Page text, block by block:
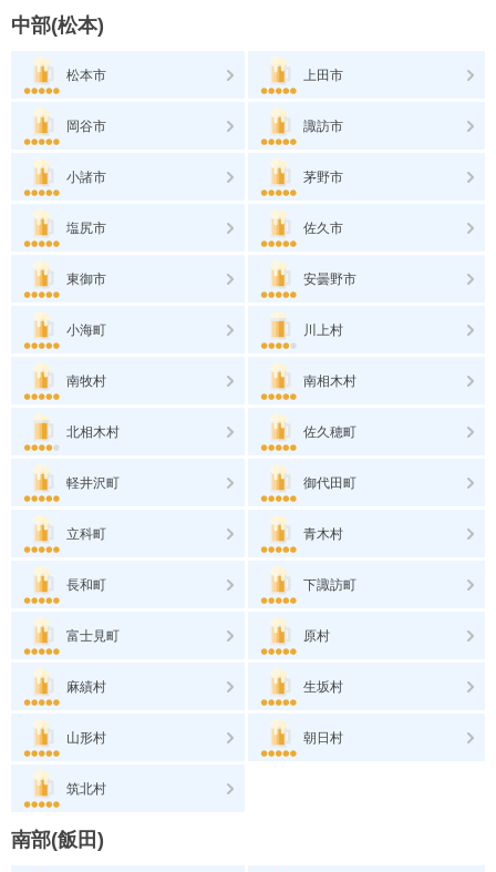
中部(松本)
松本市 上田市
岡谷市 諏訪市
小諸市 茅野市
塩尻市 佐久市
東御市 安曇野市
小海町 川上村
南牧村 南相木村
北相木村 佐久穂町
軽井沢町 御代田町
立科町 青木村
長和町 下諏訪町
富士見町 原村
麻績村 生坂村
山形村 朝日村
筑北村
南部(飯田)